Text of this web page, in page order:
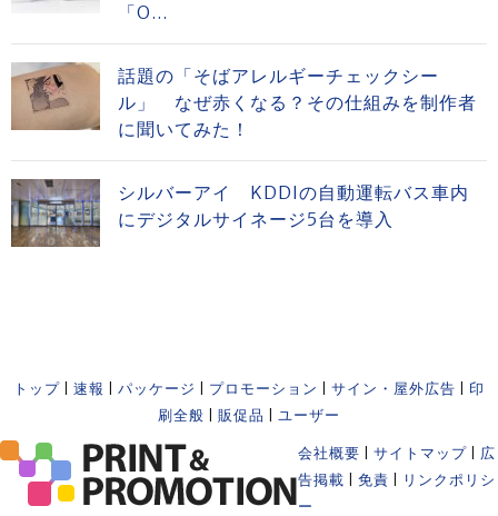
「O...
話題の「そばアレルギーチェックシー
ル」 なぜ赤くなる？その仕組みを制作者
に聞いてみた！
シルバーアイ KDDIの自動運転バス車内
にデジタルサイネージ5台を導入
トップ 速報 パッケージ プロモーション サイン・屋外広告
印
刷全般
販促品 ユーザー
会社概要 サイトマップ
広
告掲載
免責
リンクポリシ
ー